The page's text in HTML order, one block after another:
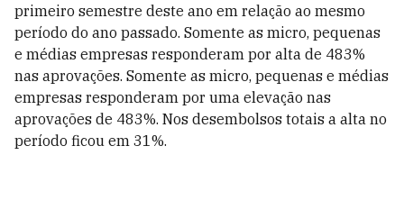
primeiro semestre deste ano em relação ao mesmo
período do ano passado. Somente as micro, pequenas
e médias empresas responderam por alta de 483%
nas aprovações. Somente as micro, pequenas e médias
empresas responderam por uma elevação nas
aprovações de 483%. Nos desembolsos totais a alta no
período ficou em 31%.